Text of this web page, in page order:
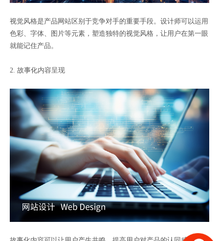
视觉风格是产品网站区别于竞争对手的重要手段。设计师可以运用
色彩、字体、图片等元素，塑造独特的视觉风格，让用户在第一眼
就能记住产品。
2. 故事化内容呈现